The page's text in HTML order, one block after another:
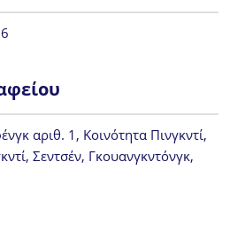
αριθ. 1, Κοινότητα Πινγκντί,
Σεντσέν, Γκουανγκντόνγκ,